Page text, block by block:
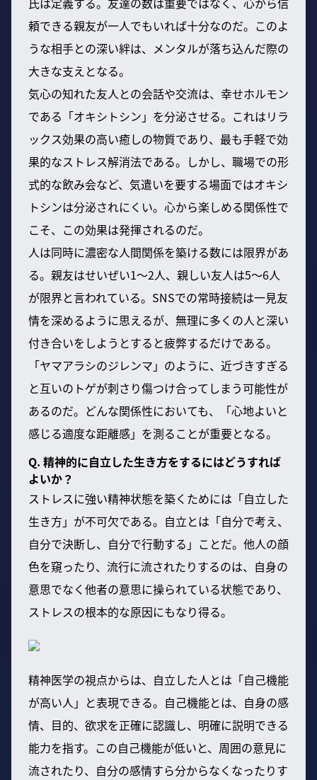
頼できる親友が一人でもいれば十分なのだ。このよ
うな相手との深い絆は、メンタルが落ち込んだ際の
大きな支えとなる。
気心の知れた友人との会話や交流は、幸せホルモン
である「オキシトシン」を分泌させる。これはリラ
ックス効果の高い癒しの物質であり、最も手軽で効
果的なストレス解消法である。しかし、職場での形
式的な飲み会など、気遣いを要する場面ではオキシ
トシンは分泌されにくい。心から楽しめる関係性で
こそ、この効果は発揮されるのだ。
人は同時に濃密な人間関係を築ける数には限界があ
る。親友はせいぜい1～2人、親しい友人は5～6人
が限界と言われている。SNSでの常時接続は一見友
情を深めるように思えるが、無理に多くの人と深い
付き合いをしようとすると疲弊するだけである。
「ヤマアラシのジレンマ」のように、近づきすぎる
と互いのトゲが刺さり傷つけ合ってしまう可能性が
あるのだ。どんな関係性においても、「心地よいと
感じる適度な距離感」を測ることが重要となる。
Q. 精神的に自立した生き方をするにはどうすれば
よいか？
ストレスに強い精神状態を築くためには「自立した
生き方」が不可欠である。自立とは「自分で考え、
自分で決断し、自分で行動する」ことだ。他人の顔
色を窺ったり、流行に流されたりするのは、自身の
意思でなく他者の意思に操られている状態であり、
ストレスの根本的な原因にもなり得る。
精神医学の視点からは、自立した人とは「自己機能
が高い人」と表現できる。自己機能とは、自身の感
情、目的、欲求を正確に認識し、明確に説明できる
能力を指す。この自己機能が低いと、周囲の意見に
流されたり、自分の感情すら分からなくなったりす